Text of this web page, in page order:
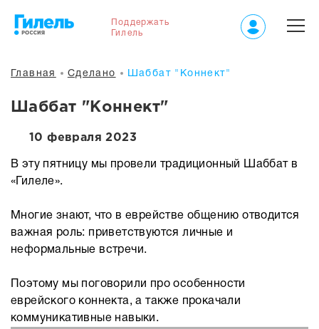
Поддержать
Гилель
Главная Сделано Шаббат "Коннект"
Шаббат "Коннект"
10 февраля 2023
В эту пятницу мы провели традиционный Шаббат в
«Гилеле».
Многие знают, что в еврействе общению отводится
важная роль: приветствуются личные и
неформальные встречи.
Поэтому мы поговорили про особенности
еврейского коннекта, а также прокачали
коммуникативные навыки.